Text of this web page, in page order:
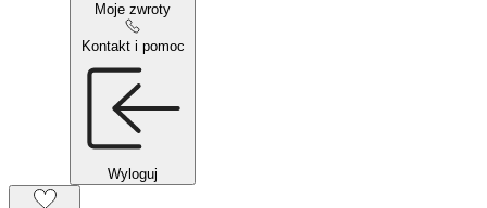
Moje zwroty
Kontakt i pomoc
Wyloguj